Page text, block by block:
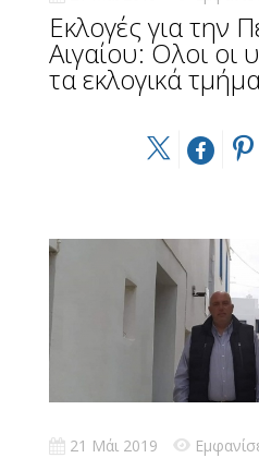
Εκλογές για την
Αιγαίου: Ολοι οι
τα εκλογικά
21 Μάι 2019